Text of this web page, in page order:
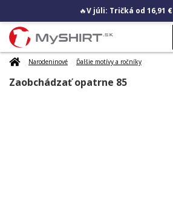
🔥V júli: Tričká od 16,91 €
Narodeninové Ďalšie motívy a ročníky
Zaobchádzať opatrne 85